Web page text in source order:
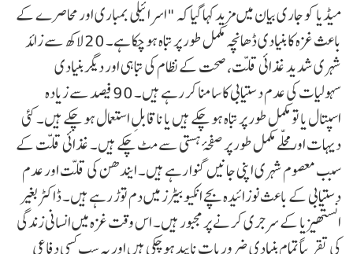
میڈیا کو جاری بیان میں مزید کہا گیا کہ "اسرائیلی بمباری اور محاصرے کے
باعث غزہ کا بنیادی ڈھانچہ مکمل طور پر تباہ ہو چکا ہے۔ 20 لاکھ سے زائد
شہری شدید غذائی قلت، صحت کے نظام کی تباہی اور دیگر بنیادی
سہولیات کی عدم دستیابی کا سامنا کر رہے ہیں۔ 90 فیصد سے زیادہ
اسپتال یا تو مکمل طور پر تباہ ہو چکے ہیں یا ناقابلِ استعمال ہو چکے ہیں۔ کئی
دیہات اور محلّے مکمل طور پر صفحۂ ہستی سے مٹ چکے ہیں۔ غذائی قلت کے
سبب معصوم شہری اپنی جانیں گنوا رہے ہیں۔ ایندھن کی قلت اور عدم
دستیابی کے باعث نوزائیدہ بچے انکیوبیٹرز میں دم توڑ رہے ہیں۔ ڈاکٹر بغیر
انستھیزیا کے سرجری کرنے پر مجبور ہیں۔ اس وقت غزہ میں انسانی زندگی
کی تقریباً تمام بنیادی ضروریات ناپید ہو چکی ہیں اور یہ سب کسی دفاعی